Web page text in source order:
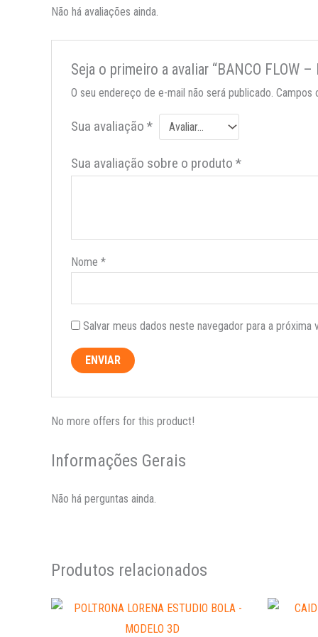
Não há avaliações ainda.
Seja o primeiro a avaliar “BANCO FLOW –
O seu endereço de e-mail não será publicado. Campos
Sua avaliação *
Sua avaliação sobre o produto *
Nome *
Salvar meus dados neste navegador para a próxima
No more offers for this product!
Informações Gerais
Não há perguntas ainda.
Produtos relacionados